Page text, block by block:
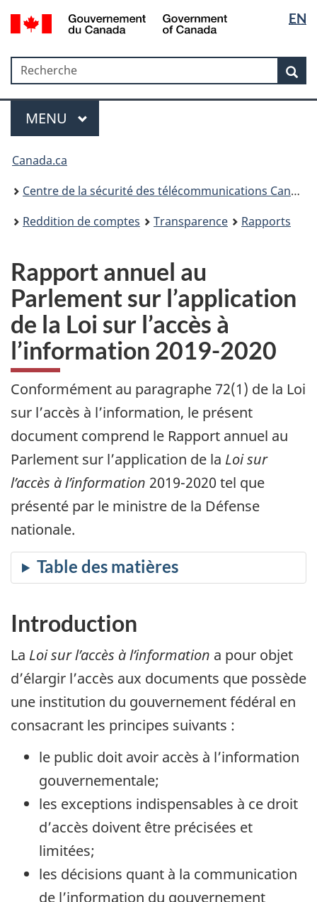
Passer
au
Passer
à
sujet
du
Passer
à
HTML
simplifiée
la
langue
EN
Government
Gouvernement
du
Recherche
Recherche
Menu
MAIN
MENU
Canada.ca
Centre de la sécurité des télécommunications Canada
Reddition de comptes
Transparence Rapports
Rapport annuel au
Parlement sur l’application
de la Loi sur l’accès à
l’information 2019-2020
Conformément au paragraphe 72(1) de la Loi
sur l’accès à l’information, le présent
document comprend le Rapport annuel au
Parlement sur l’application de la Loi sur
l’accès à l’information 2019-2020 tel que
présenté par le ministre de la Défense
nationale.
Introduction
La Loi sur l’accès à l’information a pour objet
d’élargir l’accès aux documents que possède
une institution du gouvernement fédéral en
consacrant les principes suivants :
le public doit avoir accès à l’information
gouvernementale;
les exceptions indispensables à ce droit
d’accès doivent être précisées et
limitées;
les décisions quant à la communication
de l’information du gouvernement